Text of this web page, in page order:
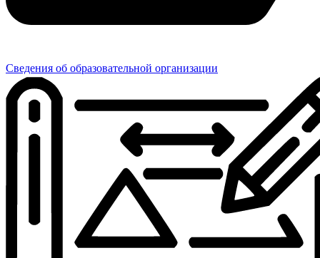
Сведения об образовательной организации